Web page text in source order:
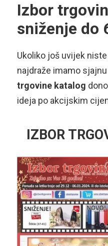
Izbor
sniženje do
Ukoliko još uvijek
najdraže imamo
trgovine katalog
ideja po akcijskim
IZBOR